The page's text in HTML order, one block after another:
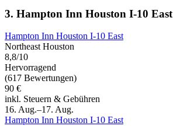
3. Hampton Inn Houston I-10 East
Hampton Inn Houston I-10 East
Northeast Houston
8,8/10
Hervorragend
(617 Bewertungen)
90 €
inkl. Steuern & Gebühren
16. Aug.–17. Aug.
Hampton Inn Houston I-10 East